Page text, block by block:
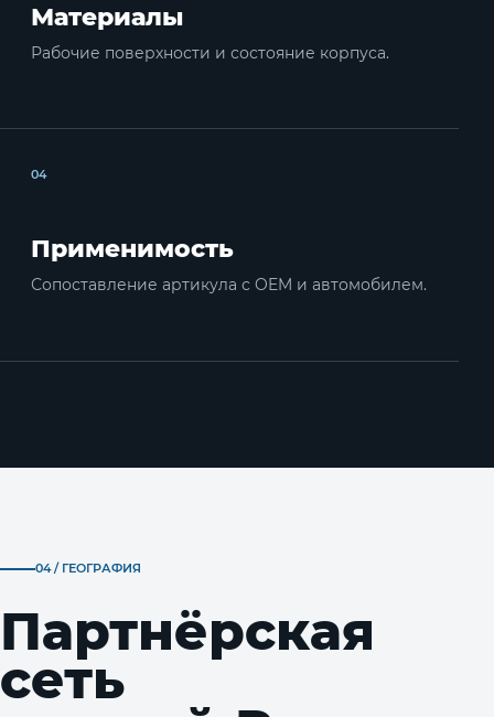
Материалы
Рабочие поверхности и состояние корпуса.
04
Применимость
Сопоставление артикула с OEM и автомобилем.
04 / ГЕОГРАФИЯ
Партнёрская
сеть